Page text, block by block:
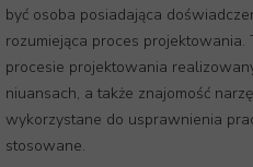
być osoba posiadająca
rozumiejąca proces
procesie projektowania
niuansach, a także znajomość
wykorzystane do usprawnienia
stosowane.